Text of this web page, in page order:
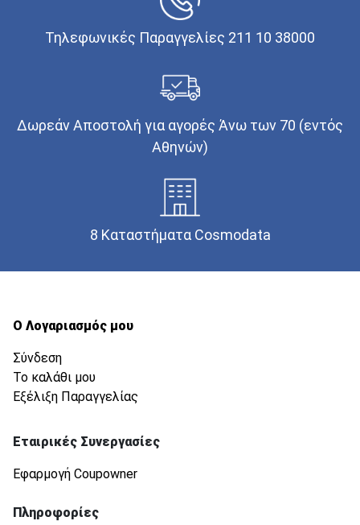
Τηλεφωνικές Παραγγελίες 211 10 38000
Δωρεάν Αποστολή για αγορές Άνω των 70 (εντός
Αθηνών)
8 Καταστήματα Cosmodata
Ο Λογαριασμός μου
Σύνδεση
Το καλάθι μου
Εξέλιξη Παραγγελίας
Εταιρικές Συνεργασίες
Εφαρμογή Coupowner
Πληροφορίες